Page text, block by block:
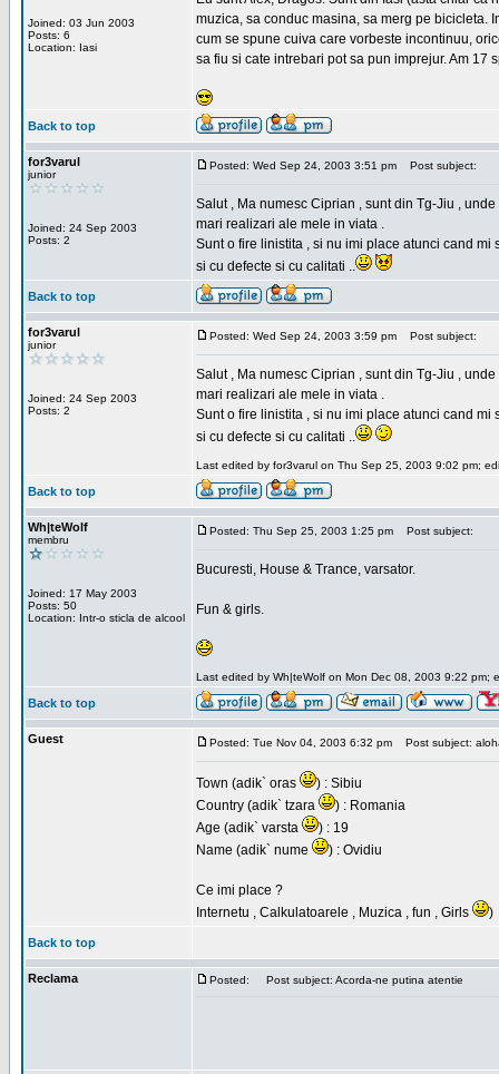
Joined: 03 Jun 2003
Posts: 6
Location: Iasi
muzica, sa conduc masina, sa merg pe bicicleta.
cum se spune cuiva care vorbeste incontinuu,
sa fiu si cate intrebari pot sa pun imprejur. Am 17
Back to top
for3varul
junior
Joined: 24 Sep 2003
Posts: 2
Posted: Wed Sep 24, 2003 3:51 pm Post subject:
Salut , Ma numesc Ciprian , sunt din Tg-Jiu ,
mari realizari ale mele in viata .
Sunt o fire linistita , si nu imi place atunci cand
si cu defecte si cu calitati ..
Back to top
for3varul
junior
Joined: 24 Sep 2003
Posts: 2
Posted: Wed Sep 24, 2003 3:59 pm Post subject:
Salut , Ma numesc Ciprian , sunt din Tg-Jiu ,
mari realizari ale mele in viata .
Sunt o fire linistita , si nu imi place atunci cand
si cu defecte si cu calitati ..
Last edited by for3varul on Thu Sep 25, 2003 9:02 pm;
Back to top
Wh|teWolf
membru
Joined: 17 May 2003
Posts: 50
Location: Intr-o sticla de alcool
Posted: Thu Sep 25, 2003 1:25 pm Post subject:
Bucuresti, House & Trance, varsator.
Fun & girls.
Last edited by Wh|teWolf on Mon Dec 08, 2003 9:22 pm;
Back to top
Guest Posted: Tue Nov 04, 2003 6:32 pm Post subject:
Town (adik` oras
) : Sibiu
Country (adik` tzara
) : Romania
Age (adik` varsta
) : 19
Name (adik` nume
) : Ovidiu
Ce imi place ?
Internetu , Calkulatoarele , Muzica , fun , Girls
)
Back to top
Reclama Posted: Post subject: Acorda-ne putina atentie